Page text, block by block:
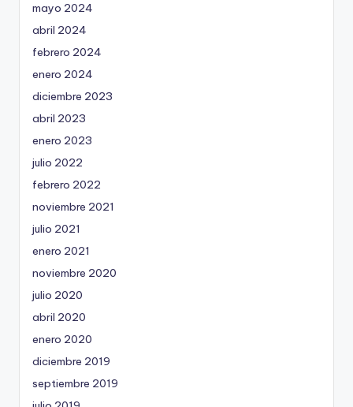
mayo 2024
abril 2024
febrero 2024
enero 2024
diciembre 2023
abril 2023
enero 2023
julio 2022
febrero 2022
noviembre 2021
julio 2021
enero 2021
noviembre 2020
julio 2020
abril 2020
enero 2020
diciembre 2019
septiembre 2019